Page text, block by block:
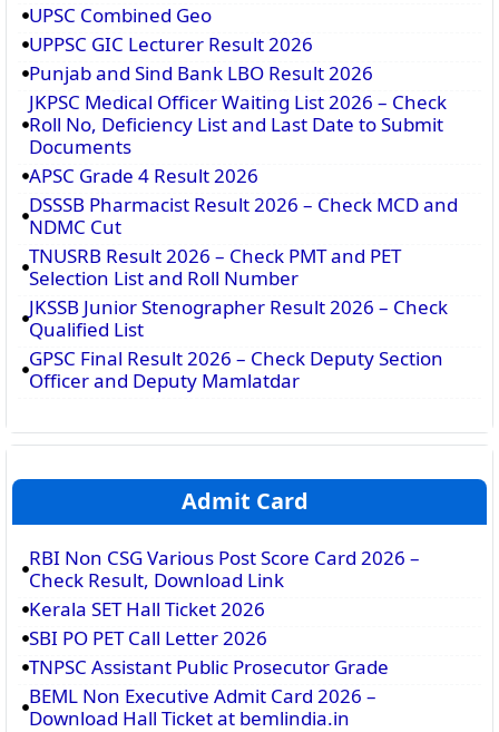
UPSC Combined Geo
UPPSC GIC Lecturer Result 2026
Punjab and Sind Bank LBO Result 2026
JKPSC Medical Officer Waiting List 2026 – Check
Roll No, Deficiency List and Last Date to Submit
Documents
APSC Grade 4 Result 2026
DSSSB Pharmacist Result 2026 – Check MCD and
NDMC Cut
TNUSRB Result 2026 – Check PMT and PET
Selection List and Roll Number
JKSSB Junior Stenographer Result 2026 – Check
Qualified List
GPSC Final Result 2026 – Check Deputy Section
Officer and Deputy Mamlatdar
Admit Card
RBI Non CSG Various Post Score Card 2026 –
Check Result, Download Link
Kerala SET Hall Ticket 2026
SBI PO PET Call Letter 2026
TNPSC Assistant Public Prosecutor Grade
BEML Non Executive Admit Card 2026 –
Download Hall Ticket at bemlindia.in